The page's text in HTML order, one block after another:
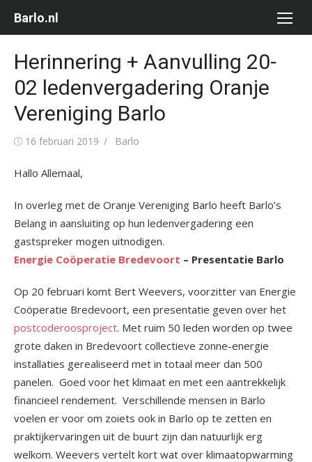
naar
inhoud
Barlo.nl
Herinnering + Aanvulling 20-
02 ledenvergadering Oranje
Vereniging Barlo
Gepubliceerd
16 februari 2019 Auteur
Barlo
Hallo Allemaal,
In overleg met de Oranje Vereniging Barlo heeft Barlo’s
Belang in aansluiting op hun ledenvergadering een
gastspreker mogen uitnodigen.
Energie Coöperatie Bredevoort – Presentatie Barlo
Op 20 februari komt Bert Weevers, voorzitter van Energie
Coöperatie Bredevoort, een presentatie geven over het
postcoderoosproject. Met ruim 50 leden worden op twee
grote daken in Bredevoort collectieve zonne-energie
installaties gerealiseerd met in totaal meer dan 500
panelen. Goed voor het klimaat en met een aantrekkelijk
financieel rendement. Verschillende mensen in Barlo
voelen er voor om zoiets ook in Barlo op te zetten en
praktijkervaringen uit de buurt zijn dan natuurlijk erg
welkom. Weevers vertelt kort wat over klimaatopwarming